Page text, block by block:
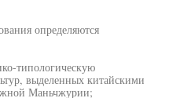
определяются
типологическую
выделенных китайскими
Маньчжурии;